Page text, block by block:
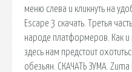
меню слева и кликнуть на
Escape 3 скачать. Третья
народе платформеров. Как
здесь нам предстоит
обезьян. СКАЧАТЬ ЗУМА.